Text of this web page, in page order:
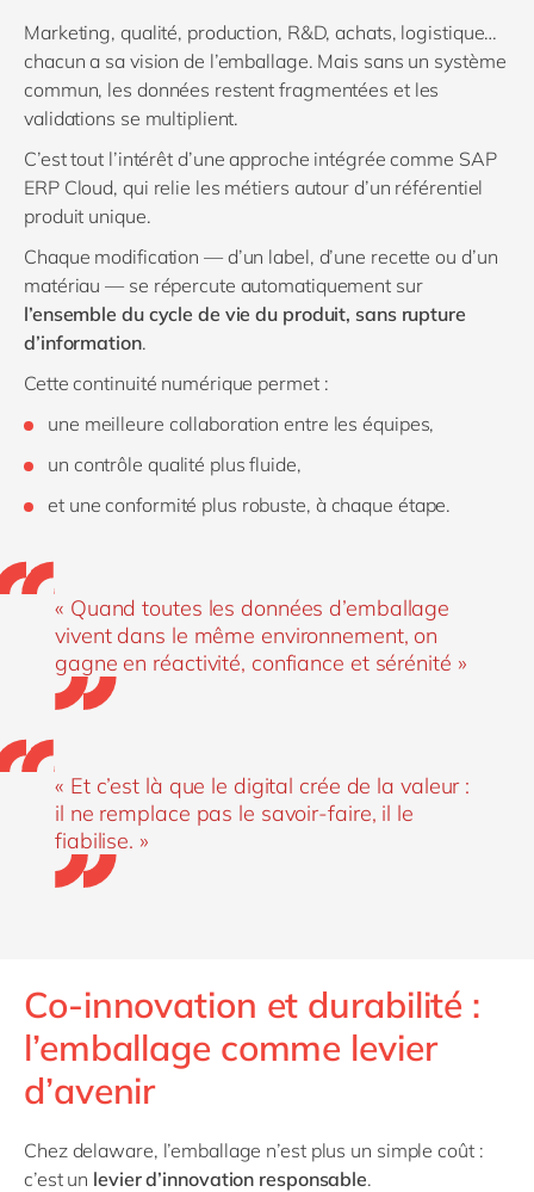
Marketing, qualité, production, R&D, achats, logistique…
chacun a sa vision de l’emballage. Mais sans un système
commun, les données restent fragmentées et les
validations se multiplient.
C’est tout l’intérêt d’une approche intégrée comme SAP
ERP Cloud, qui relie les métiers autour d’un référentiel
produit unique.
Chaque modification — d’un label, d’une recette ou d’un
matériau — se répercute automatiquement sur
l’ensemble du cycle de vie du produit, sans rupture
d’information.
Cette continuité numérique permet :
une meilleure collaboration entre les équipes,
un contrôle qualité plus fluide,
et une conformité plus robuste, à chaque étape.
« Quand toutes les données d’emballage
vivent dans le même environnement, on
gagne en réactivité, confiance et sérénité »
« Et c’est là que le digital crée de la valeur :
il ne remplace pas le savoir-faire, il le
fiabilise. »
Co-innovation et durabilité :
l’emballage comme levier
d’avenir
Chez delaware, l’emballage n’est plus un simple coût :
c’est un levier d’innovation responsable.